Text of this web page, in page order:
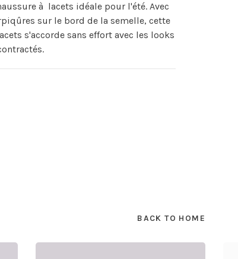
à lacets idéale pour l'été. Avec
sur le bord de la semelle, cette
s'accorde sans effort avec les looks
BACK TO HOME